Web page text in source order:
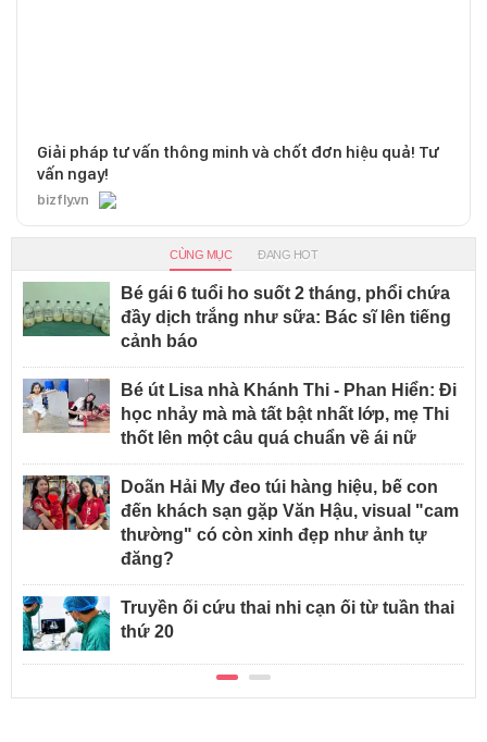
Giải pháp tư vấn thông minh và chốt đơn hiệu quả! Tư
vấn ngay!
bizfly.vn
CÙNG MỤC ĐANG HOT
Bé gái 6 tuổi ho suốt 2 tháng, phổi chứa
đầy dịch trắng như sữa: Bác sĩ lên tiếng
cảnh báo
Bé út Lisa nhà Khánh Thi - Phan Hiển: Đi
học nhảy mà mà tất bật nhất lớp, mẹ Thi
thốt lên một câu quá chuẩn về ái nữ
Doãn Hải My đeo túi hàng hiệu, bế con
đến khách sạn gặp Văn Hậu, visual "cam
thường" có còn xinh đẹp như ảnh tự
đăng?
Truyền ối cứu thai nhi cạn ối từ tuần thai
thứ 20